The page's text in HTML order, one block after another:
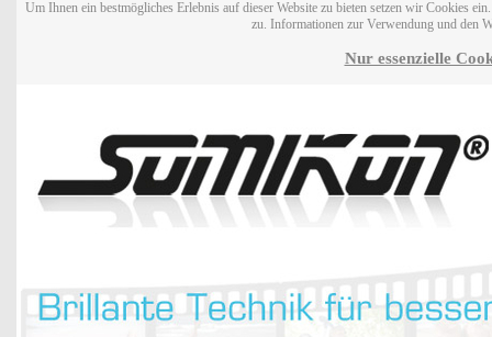
Um Ihnen ein bestmögliches Erlebnis auf dieser Website zu bieten setzen wir Cookies
zu. Informationen zur Verwendung und den
Nur essenzielle